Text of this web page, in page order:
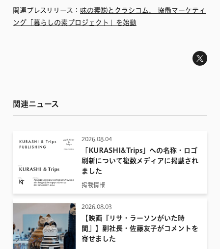
関連プレスリリース： 味の素㈱とクラシコム、 協働マーケティ
ング「暮らしの素プロジェクト」を始動
関連ニュース
2026.08.04
「KURASHI&Trips」への名称・ロゴ
刷新について複数メディアに掲載され
ました
掲載情報
2026.08.03
【映画『リサ・ラーソンがいた時
間』】副社長・佐藤友子がコメントを
寄せました